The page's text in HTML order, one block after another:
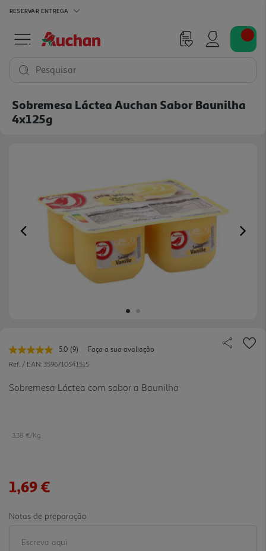
RESERVAR ENTREGA
Pesquisar
Sobremesa Láctea Auchan Sabor Baunilha
4x125g
Previous
5.0 Leu
9
Link
para
(9)
Faça a sua avaliação
Ref. / EAN: 3596710541515
Sobremesa Láctea com sabor a Baunilha
3.38 €/Kg
1,69 €
Notas de preparação